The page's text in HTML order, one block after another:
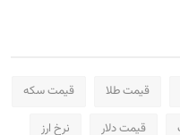
قیمت طلا قیمت سکه
قیمت دلار نرخ ارز